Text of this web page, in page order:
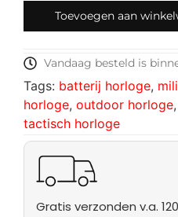
Toevoegen aan
Vandaag besteld is
Tags: batterij horloge,
horloge, outdoor horloge,
tactisch horloge
Gratis verzonden v.a.